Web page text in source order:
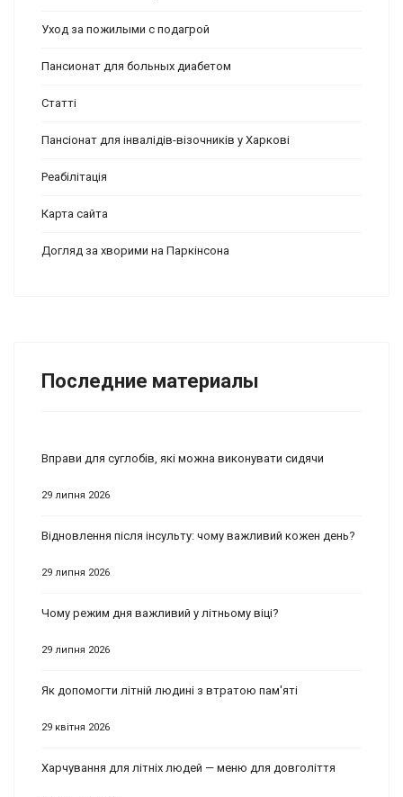
Уход за пожилыми с подагрой
Пансионат для больных диабетом
Статті
Пансіонат для інвалідів-візочників у Харкові
Реабілітація
Карта сайта
Догляд за хворими на Паркінсона
Последние материалы
Вправи для суглобів, які можна виконувати сидячи
29 липня 2026
Відновлення після інсульту: чому важливий кожен день?
29 липня 2026
Чому режим дня важливий у літньому віці?
29 липня 2026
Як допомогти літній людині з втратою пам'яті
29 квітня 2026
Харчування для літніх людей — меню для довголіття